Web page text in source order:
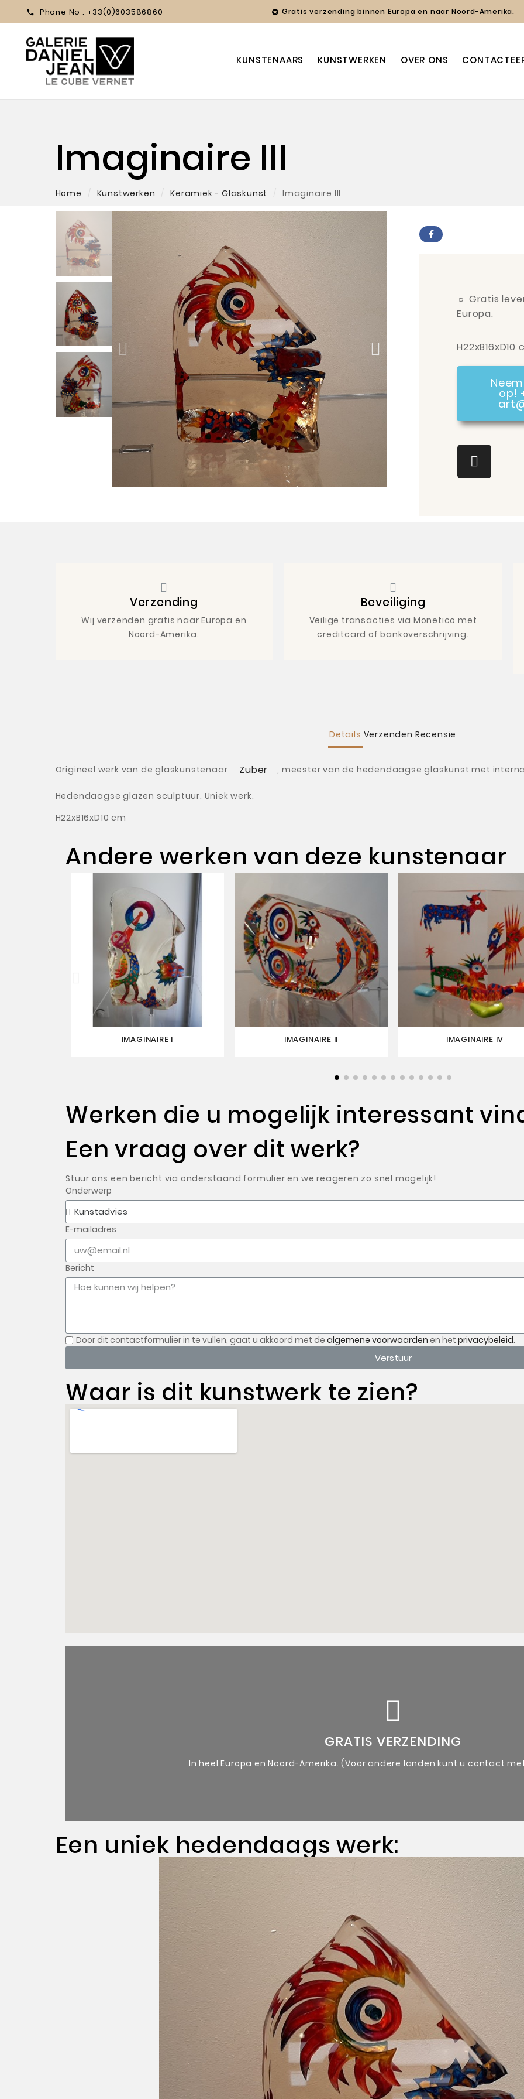
 Phone No : +33(0)603586860  Gratis verzending binnen Europa en naar Noord-Amerika.
KUNSTENAARS KUNSTWERKEN OVER ONS
Imaginaire III
Home Kunstwerken Keramiek - Glaskunst Imaginaire III
☼ Gratis
Europa.
H22xB16xD10
op!
Verzending
Wij verzenden gratis naar Europa en
Noord-Amerika.
Beveiliging
Veilige transacties via Monetico met
creditcard of bankoverschrijving.
Details Verzenden Recensie
Origineel werk van de glaskunstenaar Zuber , meester van de hedendaagse glaskunst met
Hedendaagse glazen sculptuur. Uniek werk.
H22xB16xD10 cm
Andere werken van deze kunstenaar
IMAGINAIRE I IMAGINAIRE II IMAGINAIRE IV
Werken die u mogelijk interessant
Een vraag over dit werk?
Stuur ons een bericht via onderstaand formulier en we reageren zo snel mogelijk!
Onderwerp
E-mailadres
Bericht
Door dit contactformulier in te vullen, gaat u akkoord met de algemene voorwaarden en het privacybeleid.
Verstuur
Waar is dit kunstwerk te zien?
GRATIS VERZENDING
In heel Europa en Noord-Amerika. (Voor andere landen kunt u contact
Unieke originele kunstwerken
vergezeld van een authenticiteitsbewijs van de
Een uniek hedendaags werk: